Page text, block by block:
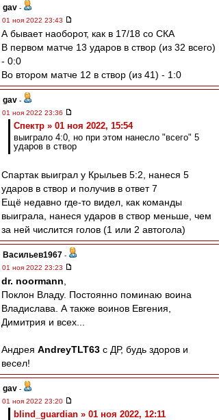
gav -
01 ноя 2022 23:43
А бывает наоборот, как в 17/18 со СКА
В первом матче 13 ударов в створ (из 32 всего)
- 0:0
Во втором матче 12 в створ (из 41) - 1:0
gav -
01 ноя 2022 23:36
Спектр » 01 ноя 2022, 15:54
выиграло 4:0, но при этом нанесло "всего" 5
ударов в створ
Спартак выиграл у Крыльев 5:2, нанеся 5
ударов в створ и получив в ответ 7
Ещё недавно где-то видел, как команды
выиграла, нанеся ударов в створ меньше, чем
за ней числится голов (1 или 2 автогола)
Васильев1967 -
01 ноя 2022 23:23
dr. noormann
Поклон Владу. Постоянно поминаю воина
Владислава. А также воинов Евгения,
Димитрия и всех...
Андрея AndreyTLT63 с ДР, будь здоров и
весел!
gav -
01 ноя 2022 23:20
blind_guardian » 01 ноя 2022, 12:11